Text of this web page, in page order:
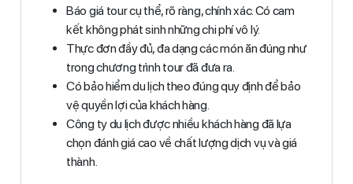
Báo giá tour cụ thể, rõ ràng, chính xác. Có cam
kết không phát sinh những chi phí vô lý.
Thực đơn đầy đủ, đa dạng các món ăn đúng như
trong chương trình tour đã đưa ra.
Có bảo hiểm du lịch theo đúng quy định để bảo
vệ quyền lợi của khách hàng.
Công ty du lịch được nhiều khách hàng đã lựa
chọn đánh giá cao về chất lượng dịch vụ và giá
thành.